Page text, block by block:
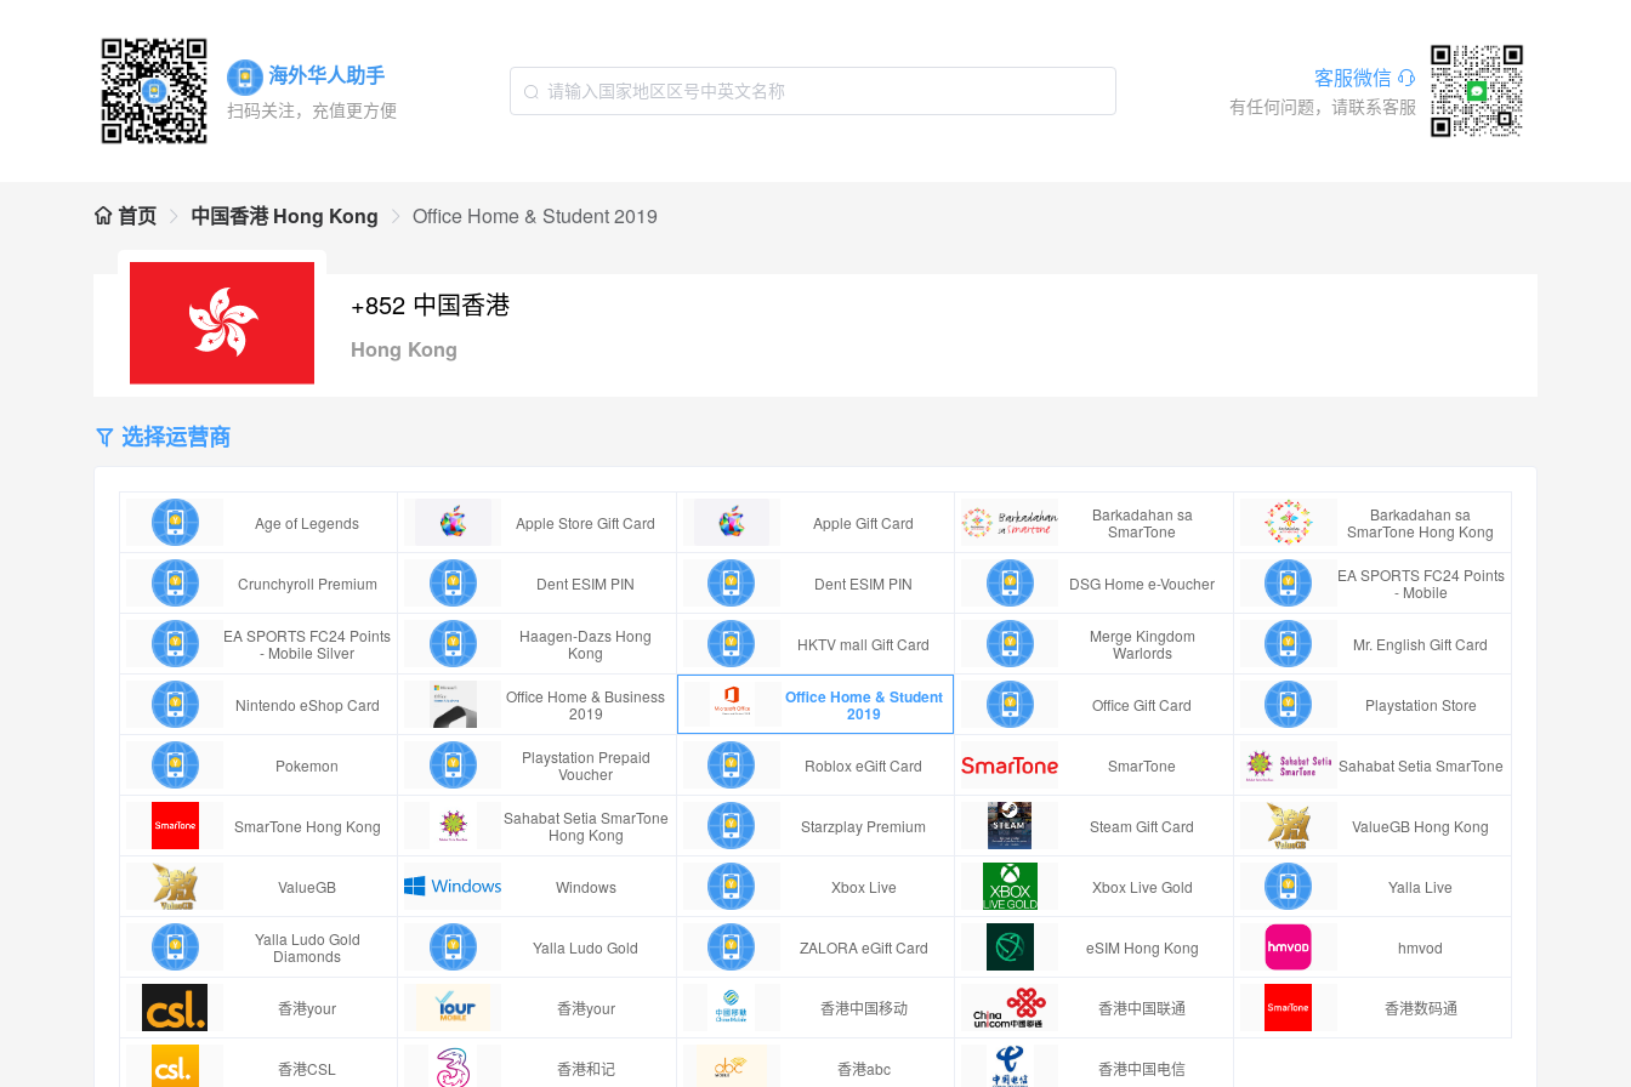
海外华人助手
扫码关注，充值更方便
客服微信
有任何问题，请联系客服
首页 中国香港 Hong Kong Office Home & Student 2019
+852 中国香港
Hong Kong
选择运营商
Age of Legends Apple Store Gift Card Apple Gift Card
Barkadahan sa
SmarTone
Barkadahan sa
SmarTone Hong Kong
Crunchyroll Premium Dent ESIM PIN Dent ESIM PIN DSG Home e-Voucher
EA SPORTS FC24 Points
- Mobile
EA SPORTS FC24 Points
- Mobile Silver
Haagen-Dazs Hong
Kong
HKTV mall Gift Card
Merge Kingdom
Warlords
Mr. English Gift Card
Nintendo eShop Card
Office Home & Business
2019
Office Home & Student
2019 Office Gift Card Playstation Store
Pokemon
Playstation Prepaid
Voucher
Roblox eGift Card SmarTone Sahabat Setia SmarTone
SmarTone Hong Kong
Sahabat Setia SmarTone
Hong Kong
Starzplay Premium Steam Gift Card ValueGB Hong Kong
ValueGB Windows Xbox Live Xbox Live Gold Yalla Live
Yalla Ludo Gold
Diamonds
Yalla Ludo Gold ZALORA eGift Card eSIM Hong Kong hmvod
香港your 香港your 香港中国移动 香港中国联通 香港数码通
香港CSL 香港和记 香港abc 香港中国电信